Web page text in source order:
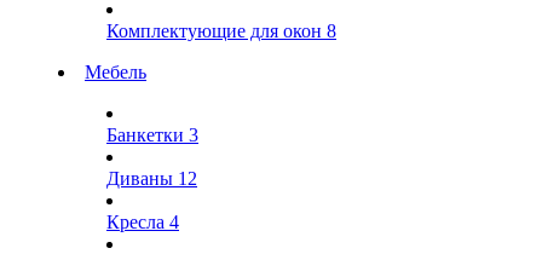
Комплектующие для окон 8
Мебель
Банкетки 3
Диваны 12
Кресла 4